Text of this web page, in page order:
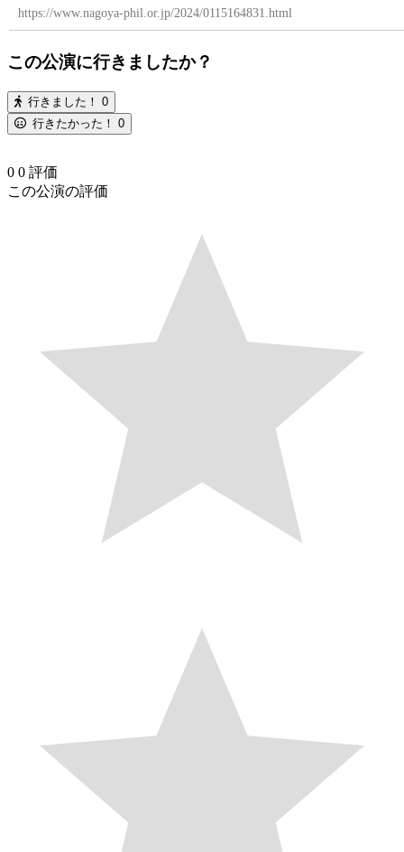
https://www.nagoya-phil.or.jp/2024/0115164831.html
この公演に行きましたか？
行きました！ 0
行きたかった！ 0
0 0 評価
この公演の評価